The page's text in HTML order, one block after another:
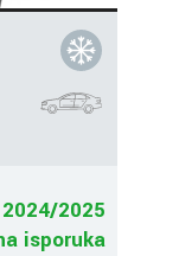
2024/2025
isporuka